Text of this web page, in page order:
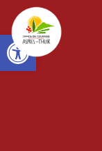
Open